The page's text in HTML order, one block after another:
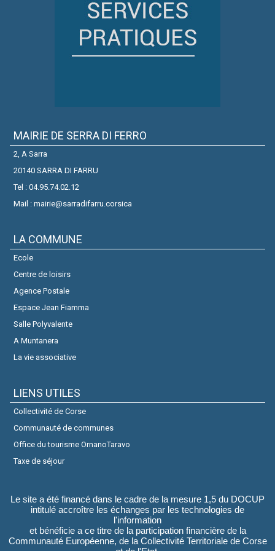
MAIRIE DE SERRA DI FERRO
2, A Sarra
20140 SARRA DI FARRU
Tel : 04.95.74.02.12
Mail : mairie@sarradifarru.corsica
LA COMMUNE
Ecole
Centre de loisirs
Agence Postale
Espace Jean Fiamma
Salle Polyvalente
A Muntanera
La vie associative
LIENS UTILES
Collectivité de Corse
Communauté de communes
Office du tourisme OrnanoTaravo
Taxe de séjour
Le site a été financé dans le cadre de la mesure 1,5 du DOCUP
intitulé accroître les échanges par les technologies de
l'information
et bénéficie a ce titre de la participation financière de la
Communauté Européenne, de la Collectivité Territoriale de Corse